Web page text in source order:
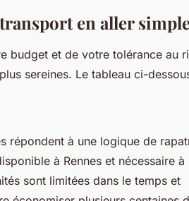
en aller
budget et de votre tolérance au
sereines. Le tableau ci-
répondent à une logique de
à Rennes et nécessaire à
sont limitées dans le temps et